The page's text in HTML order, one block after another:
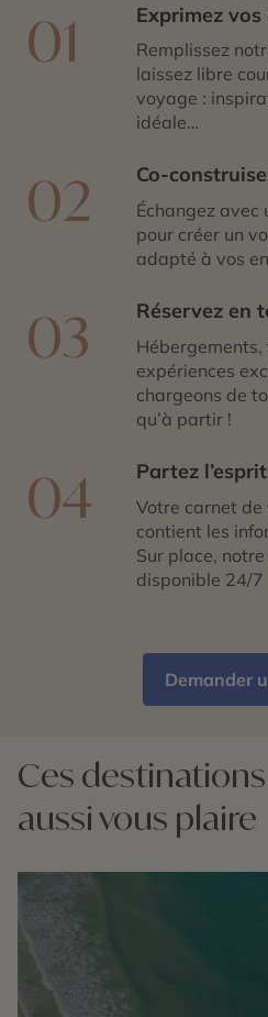
attachée à ses traditions et à
d’Oussouye, considéré
s’assure que tout ce qui
aux jeunes générations.
01 Exprimez vos
Remplissez
laissez libre
voyage :
idéale…
02 Co-
Échangez avec
pour créer un
adapté à vos
03 Réservez en
expériences
chargeons de
qu’à partir !
04 Partez
Votre carnet
contient les
Sur place,
disponible 24/7
Demander
Ces
aussi vous plaire